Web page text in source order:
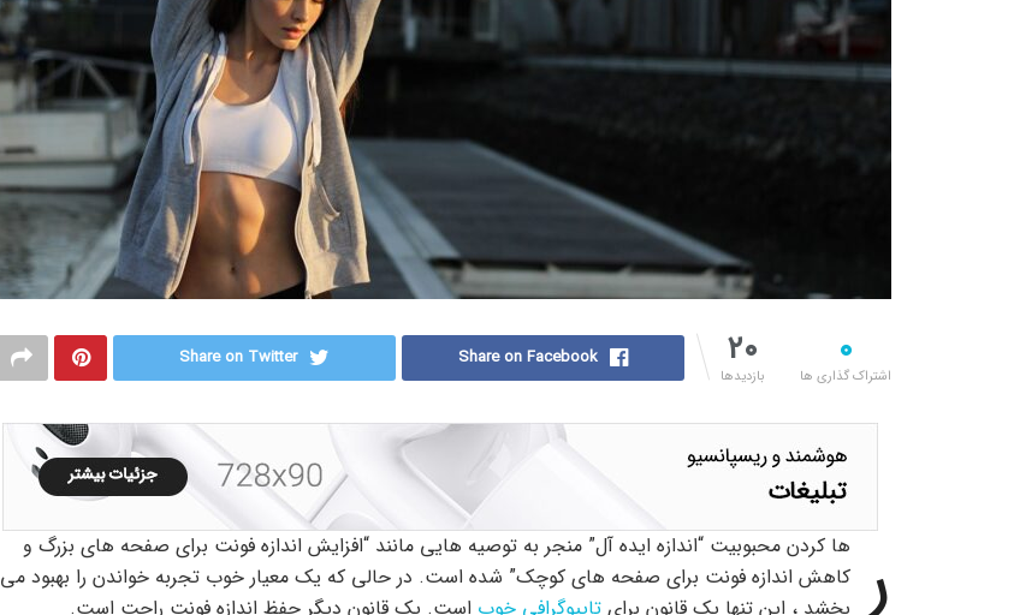
۰
اشتراک گذاری ها
۲۰
بازدیدها
Share on Facebook
Share on Twitter
ر
ها کردن محبوبیت “اندازه ایده آل” منجر به توصیه هایی مانند “افزایش اندازه فونت برای صفحه های بزرگ و
کاهش اندازه فونت برای صفحه های کوچک” شده است. در حالی که یک معیار خوب تجربه خواندن را بهبود می
بخشد ، این تنها یک قانون برای تایپوگرافی خوب است. یک قانون دیگر حفظ اندازه فونت راحت است.